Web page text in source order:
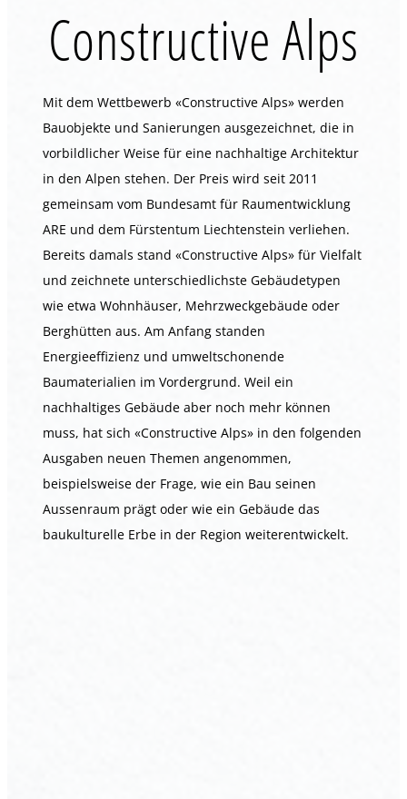
Constructive Alps
Mit dem Wettbewerb «Constructive Alps» werden
Bauobjekte und Sanierungen ausgezeichnet, die in
vorbildlicher Weise für eine nachhaltige Architektur
in den Alpen stehen. Der Preis wird seit 2011
gemeinsam vom Bundesamt für Raumentwicklung
ARE und dem Fürstentum Liechtenstein verliehen.
Bereits damals stand «Constructive Alps» für Vielfalt
und zeichnete unterschiedlichste Gebäudetypen
wie etwa Wohnhäuser, Mehrzweckgebäude oder
Berghütten aus. Am Anfang standen
Energieeffizienz und umweltschonende
Baumaterialien im Vordergrund. Weil ein
nachhaltiges Gebäude aber noch mehr können
muss, hat sich «Constructive Alps» in den folgenden
Ausgaben neuen Themen angenommen,
beispielsweise der Frage, wie ein Bau seinen
Aussenraum prägt oder wie ein Gebäude das
baukulturelle Erbe in der Region weiterentwickelt.